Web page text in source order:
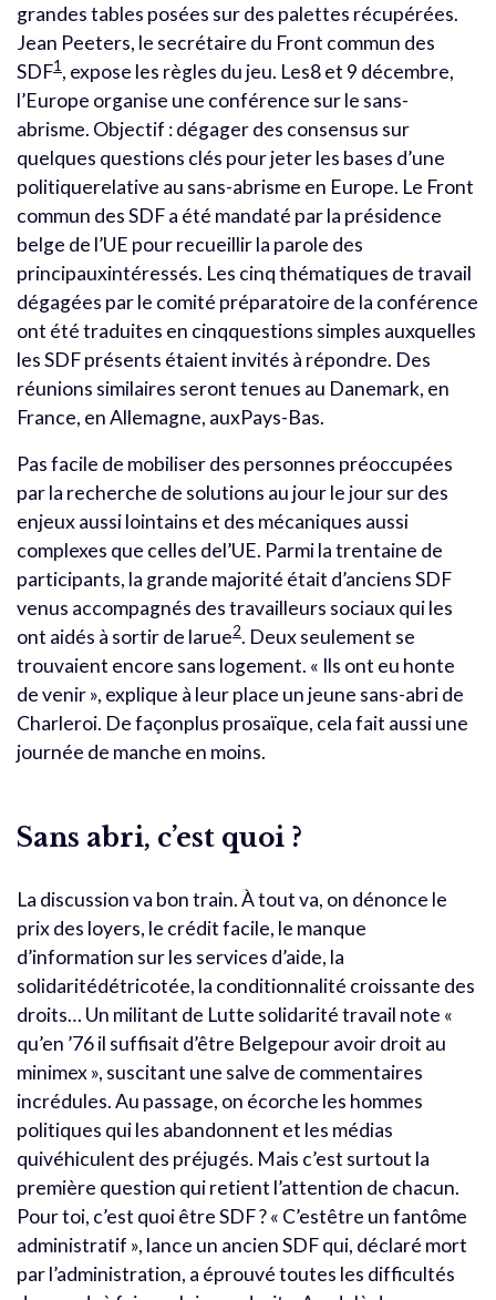
grandes tables posées sur des palettes récupérées.
Jean Peeters, le secrétaire du Front commun des
SDF1 , expose les règles du jeu. Les8 et 9 décembre,
l’Europe organise une conférence sur le sans-
abrisme. Objectif : dégager des consensus sur
quelques questions clés pour jeter les bases d’une
politiquerelative au sans-abrisme en Europe. Le Front
commun des SDF a été mandaté par la présidence
belge de l’UE pour recueillir la parole des
principauxintéressés. Les cinq thématiques de travail
dégagées par le comité préparatoire de la conférence
ont été traduites en cinqquestions simples auxquelles
les SDF présents étaient invités à répondre. Des
réunions similaires seront tenues au Danemark, en
France, en Allemagne, auxPays-Bas.
Pas facile de mobiliser des personnes préoccupées
par la recherche de solutions au jour le jour sur des
enjeux aussi lointains et des mécaniques aussi
complexes que celles del’UE. Parmi la trentaine de
participants, la grande majorité était d’anciens SDF
venus accompagnés des travailleurs sociaux qui les
ont aidés à sortir de larue2. Deux seulement se
trouvaient encore sans logement. « Ils ont eu honte
de venir », explique à leur place un jeune sans-abri de
Charleroi. De façonplus prosaïque, cela fait aussi une
journée de manche en moins.
Sans abri, c’est quoi ?
La discussion va bon train. À tout va, on dénonce le
prix des loyers, le crédit facile, le manque
d’information sur les services d’aide, la
solidaritédétricotée, la conditionnalité croissante des
droits… Un militant de Lutte solidarité travail note «
qu’en ’76 il suffisait d’être Belgepour avoir droit au
minimex », suscitant une salve de commentaires
incrédules. Au passage, on écorche les hommes
politiques qui les abandonnent et les médias
quivéhiculent des préjugés. Mais c’est surtout la
première question qui retient l’attention de chacun.
Pour toi, c’est quoi être SDF ? « C’estêtre un fantôme
administratif », lance un ancien SDF qui, déclaré mort
par l’administration, a éprouvé toutes les difficultés